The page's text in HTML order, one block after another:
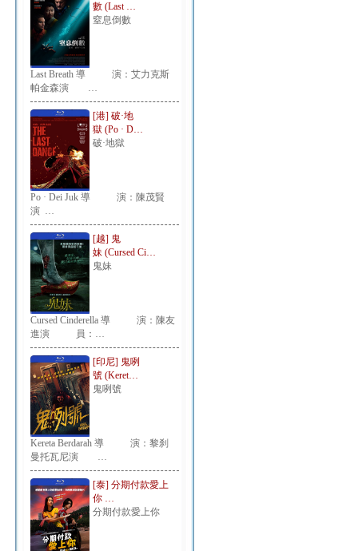
數 (Last …
窒息倒數
Last Breath 導 演：艾力克斯
帕金森演 …
[港] 破·地
獄 (Po · D…
破·地獄
Po · Dei Juk 導 演：陳茂賢
演 …
[越] 鬼
妹 (Cursed Ci…
鬼妹
Cursed Cinderella 導 演：陳友
進演 員：…
[印尼] 鬼咧
號 (Keret…
鬼咧號
Kereta Berdarah 導 演：黎刹
曼托瓦尼演 …
[泰] 分期付款愛上
你 …
分期付款愛上你